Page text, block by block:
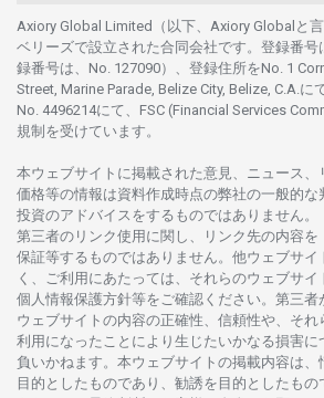
Axiory Global Limited（以下、Axiory Globalと言
ベリーズで設立さ れた合同会社です。 登録番号
録番号は、No. 127090）、 登録住所をNo. 1
Street, Marine Parade, Belize City, Belize, C.A.に
No. 4496214にて、FSC (Financial Services
規制を受けています。
本ウェブサイトに掲載さ れた意見、ニュース、
価格等の情報は資料作成時点の弊社の一般的な
投資のアドバイスをするものではありません。
第三者の リンク使用に関し、 リンク先の内容を
保証等するものではありません。 他ウェブサイ
く、
ご利用に あたっては、 それらのウェブサイ
個人情報保護方針等を ご確認ください。 第三者
ウェブサイトの内容の正確性、信頼性や、それ
利用になったことにより 生じたいかなる損害に
負いかね ます。 本ウェブサイトの掲載内容は、
目的としたものであり、 勧誘を 目的としたもの